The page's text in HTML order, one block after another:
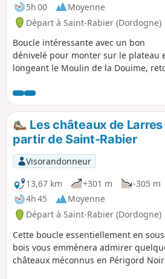
5h 00
Moyenne
Départ à Saint-Rabier (Dordogne)
Boucle intéressante avec un bon
dénivelé pour monter sur le plateau
longeant le Moulin de la Douime,
Les châteaux de
partir de Saint-Rabier
Visorandonneur
13,67 km
+301 m
-305 m
4h 45
Moyenne
Départ à Saint-Rabier (Dordogne)
Cette boucle essentiellement en
bois vous emmènera admirer
châteaux méconnus en Périgord